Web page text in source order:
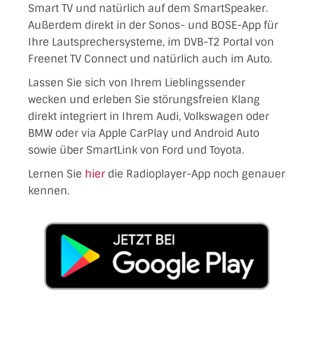
Smart TV und natürlich auf dem SmartSpeaker.
Außerdem direkt in der Sonos- und BOSE-App für
Ihre Lautsprechersysteme, im DVB-T2 Portal von
Freenet TV Connect und natürlich auch im Auto.
Lassen Sie sich von Ihrem Lieblingssender
wecken und erleben Sie störungsfreien Klang
direkt integriert in Ihrem Audi, Volkswagen oder
BMW oder via Apple CarPlay und Android Auto
sowie über SmartLink von Ford und Toyota.
Lernen Sie hier die Radioplayer-App noch genauer
kennen.